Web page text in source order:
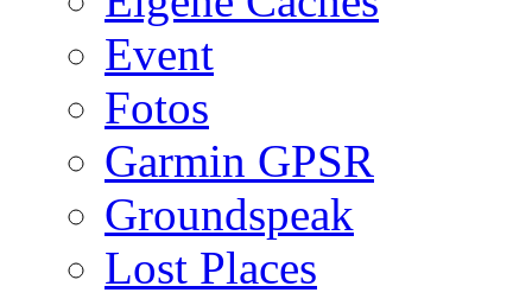
Event
Fotos
Garmin GPSR
Groundspeak
Lost Places